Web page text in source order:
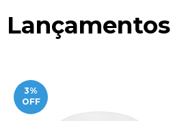
Lançamentos
3%
OFF